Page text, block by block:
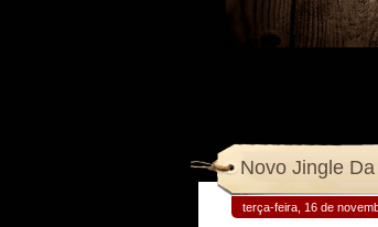
Novo Jingle
terça-feira, 16 de